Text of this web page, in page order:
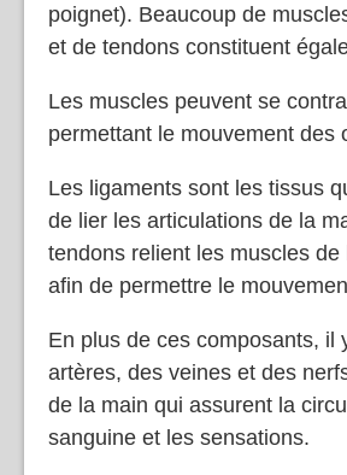
poignet). Beaucoup de
et de tendons constituent
Les muscles peuvent se
permettant le mouvement des
Les ligaments sont les tissus
de lier les articulations de la
tendons relient les muscles de
afin de permettre le
En plus de ces composants, il
artères, des veines et des
de la main qui assurent la
sanguine et les sensations.